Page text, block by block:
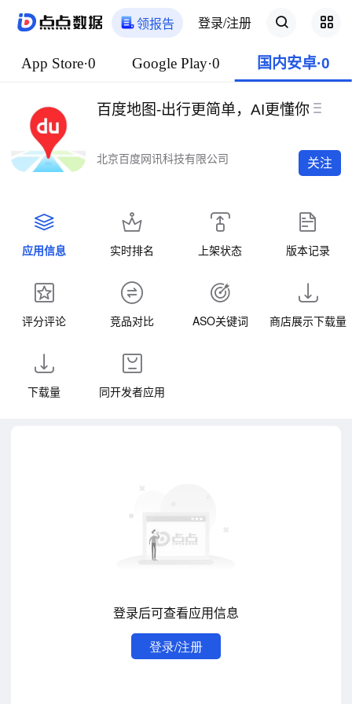
领报告 登录/注册
App Store·0 Google Play·0 国内安卓·0
百度地图-出行更简单，AI更懂你
北京百度网讯科技有限公司 关注
应用信息 实时排名 上架状态 版本记录
评分评论 竞品对比 ASO关键词 商店展示下载量
下载量 同开发者应用
登录后可查看应用信息
登录/注册